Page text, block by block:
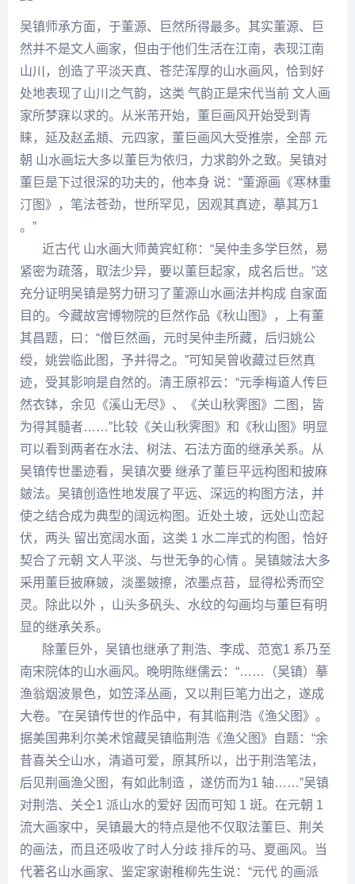
吴镇师承方面，于董源、 巨然所得最多。其实董源、
巨
然并不是文人画家，但由于他们生活在江南，表现江南
山川，创造了平淡天真、苍茫浑厚的山水画风，恰到好
处地表现了山川之气韵，这类 气韵正是宋代当前 文人画
家所梦寐以求的。从米芾开始，董巨画风开始受到青
睐，延及赵孟頫、元四家，董巨画风大受推崇，全部 元
朝 山水画坛大多以董巨为依归，力求韵外之致。 吴镇对
董巨是下过很深的功夫的，他本身 说：“董源画《寒林重
汀图》，笔法苍劲，世所罕见，因观其真迹，摹其万1
。”
近古代 山水画大师黄宾虹称：“吴仲圭多学 巨然 ，易
紧密为疏落，取法少异，要以董巨起家，成名后世。”这
充分证明吴镇是努力研习了董源山水画法并构成 自家面
目的。今藏故宫博物院的 巨然作品《秋山图》，上有董
其昌题，曰：“僧巨然画，元时吴仲圭所藏，后归姚公
绶，姚尝临此图，予并得之。”可知吴曾收藏过巨然真
迹，受其影响是自然的。清王原祁云：“元季梅道人传巨
然衣钵，余见《溪山无尽》、《关山秋霁图》二图，皆
为得其髓者……”比较《关山秋霁图》和《秋山图》明显
可以看到两者在水法、树法、石法方面的继承关系。从
吴镇传世墨迹看，吴镇次要 继承了董巨平远构图和披麻
皴法。吴镇创造性地发展了平远、深远的构图方法，并
使之结合成为典型的阔远构图。近处土坡，远处山峦起
伏，两头 留出宽阔水面，这类 1 水二岸式的构图，恰好
契合了元朝 文人平淡、与世无争的心情 。吴镇皴法大多
采用董巨披麻皴，淡墨皴擦，浓墨点苔，显得松秀而空
灵。除此以外 ，山头多矾头、水纹的勾画均与董巨有明
显的继承关系。
除董巨外，吴镇也继承了荆浩、 李成、 范宽1 系乃至
南宋院体的山水画风。晚明 陈继儒云：“……（吴镇）摹
渔翁烟波景色，如笠泽丛画，又以荆巨笔力出之，遂成
大卷。”在吴镇传世的作品中，有其临荆浩 《渔父图》。
据美国弗利尔美术馆藏吴镇临荆浩 《渔父图》自题：“余
昔喜关仝山水，清遒可爱，原其所以，出于荆浩笔法，
后见荆画渔父图，有如此制造 ，遂仿而为1 轴……”吴镇
对荆浩、 关仝1 派山水的爱好 因而可知 1 斑。在元朝 1
流大画家中，吴镇最大的特点是他不仅取法董巨、荆关
的画法，而且还吸收了时人分歧 排斥的马、夏画风。当
代著名山水画家、鉴定家谢稚柳先生说：“元代 的画派